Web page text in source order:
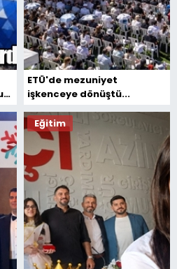
ETÜ'de mezuniyet
işkenceye dönüştü...
Eğitim